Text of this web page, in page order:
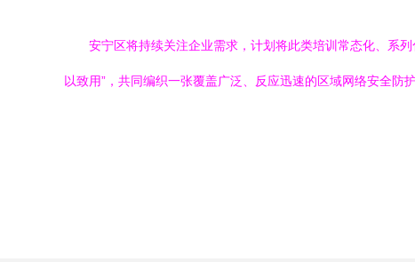
安宁区将持续关注企业需求，计划将此类培训常态化、系
以致用”，共同编织一张覆盖广泛、反应迅速的区域网络安全防